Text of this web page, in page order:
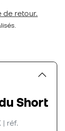
de retour.
Short
| réf.